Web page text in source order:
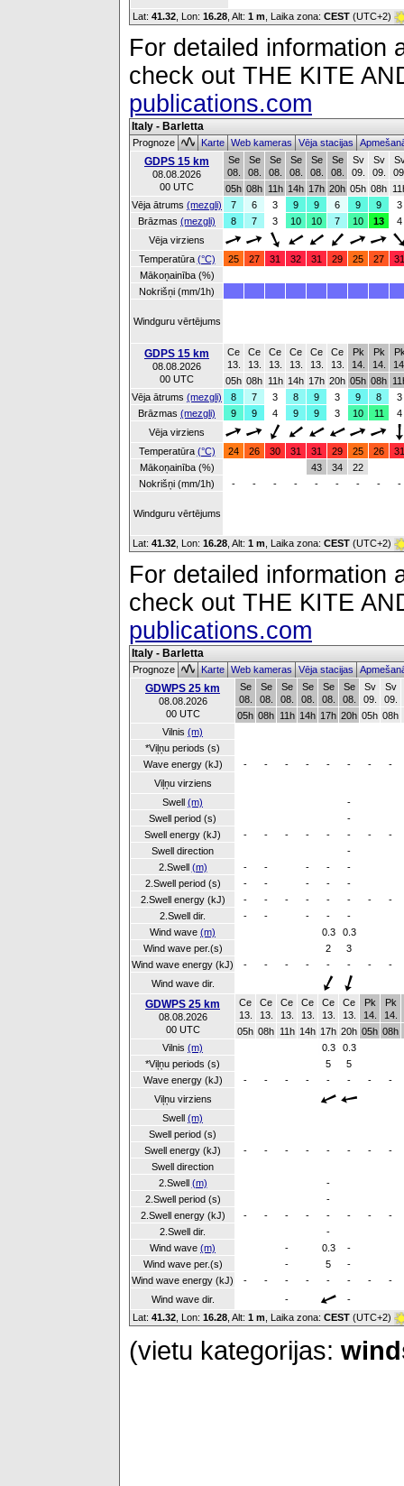
Lat: 41.32 , Lon: 16.28 Alt: 1 m , Laika zona: CEST (UTC+2)
For detailed information
check out THE KITE
publications.com
Italy - Barletta
Prognoze KarteWeb kamerasVēja stacijas
GDPS 15 km
08.08.2026
00 UTC
Se
08.
Se
08.
Se
08.
Se
08.
Se
08.
Se
08.
Sv
09.
Sv
09.
05h 08h 11h 14h 17h 20h 05h 08h
Vēja ātrums (mezgli) 7 6 3 9 9 6 9 9
3
Brāzmas (mezgli) 8 7 3 10 10 7 10 13
4
Vēja virziens
Temperatūra (°C) 25 27 31 32 31 29 25 27
31
Mākoņainība (%)
Nokrišņi (mm/1h)
Windguru vērtējums
GDPS 15 km
08.08.2026
00 UTC
Ce
13.
Ce
13.
Ce
13.
Ce
13.
Ce
13.
Ce
13.
Pk
14.
Pk
14.
05h 08h 11h 14h 17h 20h 05h 08h
Vēja ātrums (mezgli) 8 7 3 8 9 3 9 8
3
Brāzmas (mezgli) 9 9 4 9 9 3 10 11
4
Vēja virziens
Temperatūra (°C) 24 26 30 31 31 29 25 26
31
Mākoņainība (%)
43 34
22
Nokrišņi (mm/1h)
- - - - - - - - -
Windguru vērtējums
Lat: 41.32 , Lon: 16.28 Alt: 1 m , Laika zona: CEST (UTC+2)
For detailed information
check out THE KITE
publications.com
Italy - Barletta
Prognoze KarteWeb kamerasVēja stacijas
GDWPS 25 km
08.08.2026
00 UTC
Se
08.
Se
08.
Se
08.
Se
08.
Se
08.
Se
08.
Sv
09.
Sv
09.
05h 08h 11h 14h 17h 20h 05h 08h
Vilnis (m)
*Viļņu periods (s)
Wave energy (kJ)
- - - - - - -
-
Viļņu virziens
Swell (m)
-
Swell period (s)
-
Swell energy (kJ)
- - - - - - -
-
Swell direction
-
2.Swell (m) - - - -
-
2.Swell period (s)
- - - -
-
2.Swell energy (kJ)
- - - - - - -
-
2.Swell dir.
- - - -
-
Wind wave (m) 0.3
0.3
Wind wave per.(s)
2
3
Wind wave energy (kJ)
- - - - - - -
-
Wind wave dir.
GDWPS 25 km
08.08.2026
00 UTC
Ce
13.
Ce
13.
Ce
13.
Ce
13.
Ce
13.
Ce
13.
Pk
14.
Pk
14.
05h 08h 11h 14h 17h 20h 05h 08h
Vilnis (m) 0.3
0.3
*Viļņu periods (s)
5
5
Wave energy (kJ)
- - - - - - -
-
Viļņu virziens
Swell (m)
Swell period (s)
Swell energy (kJ)
- - - - - - -
-
Swell direction
2.Swell (m)
-
2.Swell period (s)
-
2.Swell energy (kJ)
- - - - - - -
-
2.Swell dir.
-
Wind wave (m) - 0.3
-
Wind wave per.(s)
- 5
-
Wind wave energy (kJ)
- - - - - - -
-
Wind wave dir.
-
-
Lat: 41.32 , Lon: 16.28 Alt: 1 m , Laika zona: CEST (UTC+2)
(vietu kategorijas: